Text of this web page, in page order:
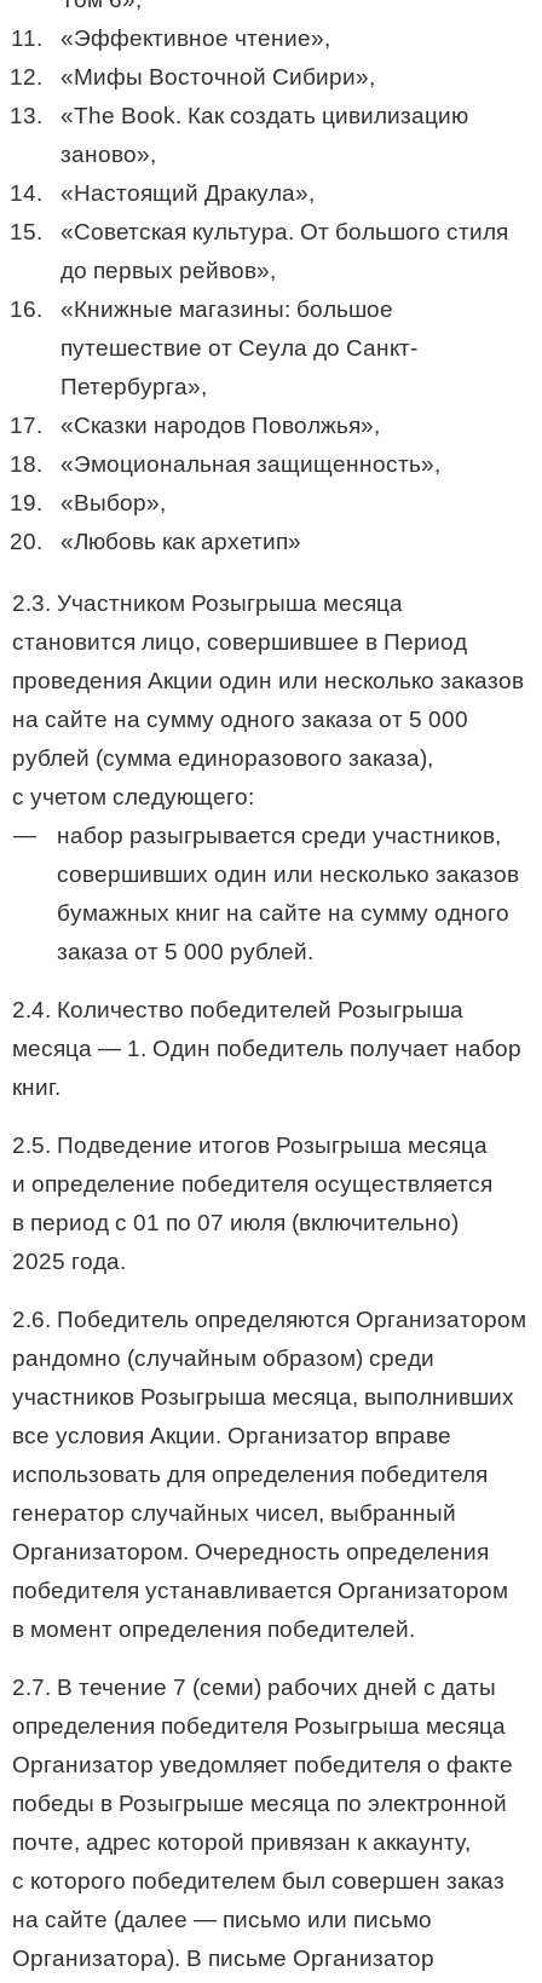
«Эффективное чтение»,
«Мифы Восточной Сибири»,
«The Book. Как создать цивилизацию
заново»,
«Настоящий Дракула»,
«Советская культура. От большого стиля
до первых рейвов»,
«Книжные магазины: большое
путешествие от Сеула до Санкт-
Петербурга»,
«Сказки народов Поволжья»,
«Эмоциональная защищенность»,
«Выбор»,
«Любовь как архетип»
2.3. Участником Розыгрыша месяца
становится лицо, совершившее в Период
проведения Акции один или несколько заказов
на сайте на сумму одного заказа от 5 000
рублей (сумма единоразового заказа),
с учетом следующего:
набор разыгрывается среди участников,
совершивших один или несколько заказов
бумажных книг на сайте на сумму одного
заказа от 5 000 рублей.
2.4. Количество победителей Розыгрыша
месяца — 1. Один победитель получает набор
книг.
2.5. Подведение итогов Розыгрыша месяца
и определение победителя осуществляется
в период с 01 по 07 июля (включительно)
2025 года.
2.6. Победитель определяются Организатором
рандомно (случайным образом) среди
участников Розыгрыша месяца, выполнивших
все условия Акции. Организатор вправе
использовать для определения победителя
генератор случайных чисел, выбранный
Организатором. Очередность определения
победителя устанавливается Организатором
в момент определения победителей.
2.7. В течение 7 (семи) рабочих дней с даты
определения победителя Розыгрыша месяца
Организатор уведомляет победителя о факте
победы в Розыгрыше месяца по электронной
почте, адрес которой привязан к аккаунту,
с которого победителем был совершен заказ
на сайте (далее — письмо или письмо
Организатора). В письме Организатор